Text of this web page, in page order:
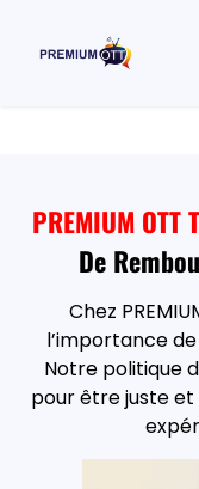
PREMIUM OTT
De
Chez
l’importance
Notre politique
pour être juste et